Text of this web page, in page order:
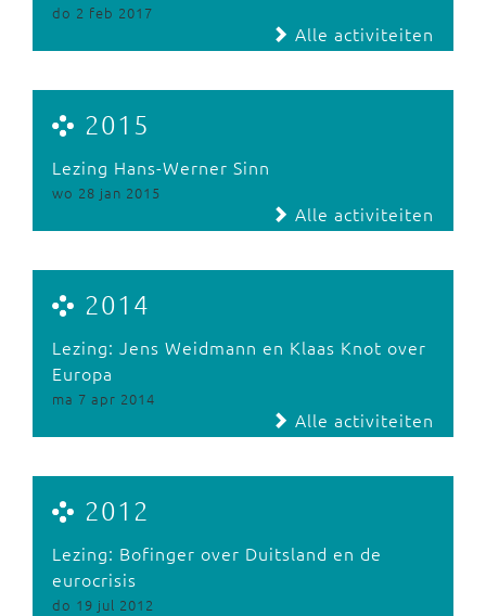
do 2 feb 2017
Alle activiteiten
2015
Lezing Hans-Werner Sinn
wo 28 jan 2015
Alle activiteiten
2014
Lezing: Jens Weidmann en Klaas Knot over
Europa
ma 7 apr 2014
Alle activiteiten
2012
Lezing: Bofinger over Duitsland en de
eurocrisis
do 19 jul 2012